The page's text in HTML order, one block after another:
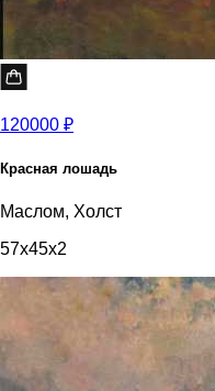
120000 ₽
Красная лошадь
Маслом, Холст
57x45x2